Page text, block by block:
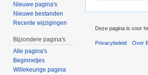
Nieuwe pagina's
Nieuwe bestanden
Recente wijzigingen
Bijzondere pagina's
Alle pagina's
Beginnetjes
Willekeurige pagina
Deze pagina is voor
Privacybeleid Over